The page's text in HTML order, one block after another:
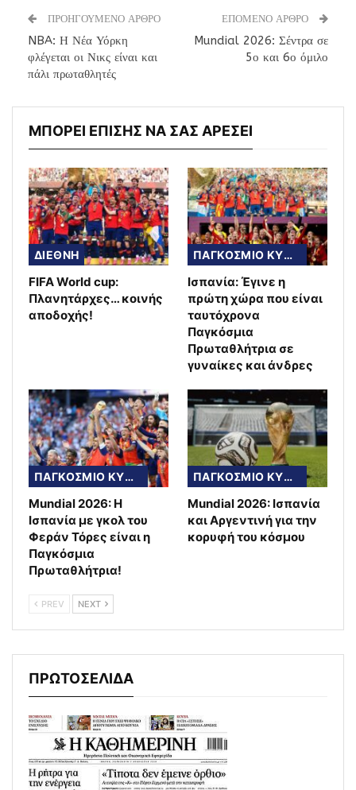
ΠΡΟΗΓΟΥΜΕΝΟ ΑΡΘΡΟ
NBA: Η Νέα Υόρκη
φλέγεται οι Νικς είναι και
πάλι πρωταθλητές
ΕΠΟΜΕΝΟ ΑΡΘΡΟ
Mundial 2026: Σέντρα σε
5ο και 6ο όμιλο
ΜΠΟΡΕΙ ΕΠΙΣΗΣ ΝΑ ΣΑΣ ΑΡΕΣΕΙ
ΔΙΕΘΝΗ
FIFA World cup:
Πλανητάρχες… κοινής
αποδοχής!
ΠΑΓΚΟΣΜΙΟ ΚΥΠΕΛΛΟ
Ισπανία: Έγινε η
πρώτη χώρα που είναι
ταυτόχρονα
Παγκόσμια
Πρωταθλήτρια σε
γυναίκες και άνδρες
ΠΑΓΚΟΣΜΙΟ ΚΥΠΕΛΛΟ
Mundial 2026: Η
Ισπανία με γκολ του
Φεράν Τόρες είναι η
Παγκόσμια
Πρωταθλήτρια!
ΠΑΓΚΟΣΜΙΟ ΚΥΠΕΛΛΟ
Mundial 2026: Ισπανία
και Αργεντινή για την
κορυφή του κόσμου
PREV NEXT
ΠΡΩΤΟΣΕΛΙΔΑ